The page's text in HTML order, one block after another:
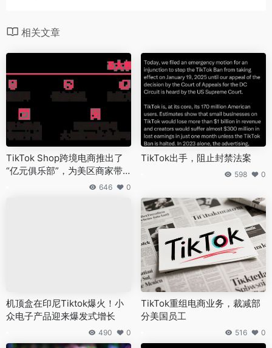
相关文章
TikTok Shop跨境电商推出了
“亿元俱乐部”，为美区商家带
646 0
TikTok出手，阻止封禁法案
598 0
机顶盒在印尼Tiktok爆火！小
众电子产品迎来爆发式增长
490 0
TikTok重组电商业务，裁减部
分美国员工
516 0